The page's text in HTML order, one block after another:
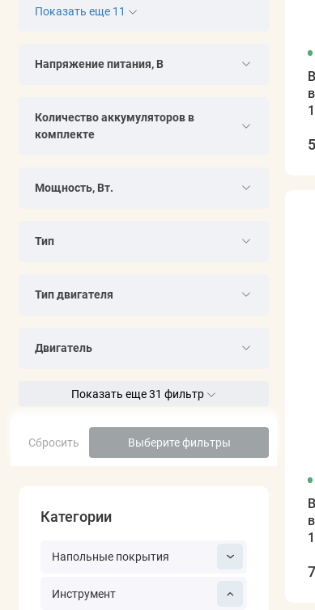
Показать еще 11
Напряжение питания, В
Количество аккумуляторов в
комплекте
Мощность, Вт.
Тип
Тип двигателя
Двигатель
Показать еще 31 фильтр
Сбросить Выберите фильтры
Категории
Напольные покрытия
Инструмент